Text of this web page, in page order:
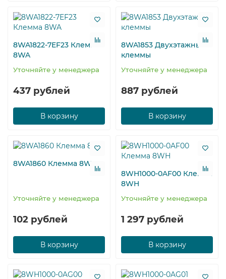
8WA1822-7EF23 Клемма
8WA
Уточняйте у менеджера
437 рублей
В корзину
8WA1853 Двухэтажные
клеммы
Уточняйте у менеджера
887 рублей
В корзину
8WA1860 Клемма 8WA
Уточняйте у менеджера
102 рублей
В корзину
8WH1000-0AF00 Клемма
8WH
Уточняйте у менеджера
1 297 рублей
В корзину